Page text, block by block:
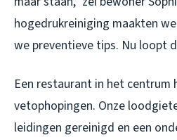
hogedrukreiniging maakten
we preventieve tips. Nu loopt
Een restaurant in het centrum
vetophopingen. Onze
leidingen gereinigd en een